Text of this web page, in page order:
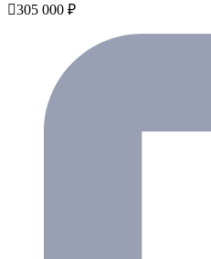
305 000 ₽